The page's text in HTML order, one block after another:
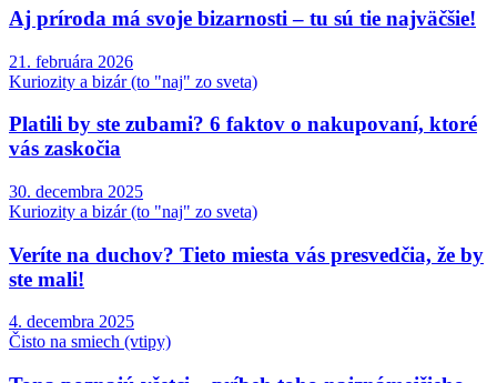
Aj príroda má svoje bizarnosti – tu sú tie najväčšie!
21. februára 2026
Kuriozity a bizár (to "naj" zo sveta)
Platili by ste zubami? 6 faktov o nakupovaní, ktoré
vás zaskočia
30. decembra 2025
Kuriozity a bizár (to "naj" zo sveta)
Veríte na duchov? Tieto miesta vás presvedčia, že by
ste mali!
4. decembra 2025
Čisto na smiech (vtipy)